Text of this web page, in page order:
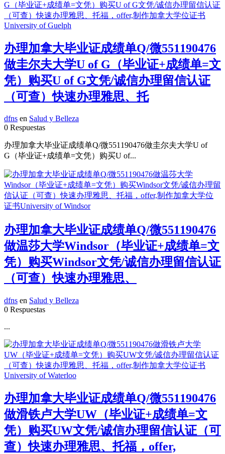
办理加拿大毕业证成绩单Q/微551190476
做圭尔夫大学U of G（毕业证+成绩单=文
凭）购买U of G文凭/诚信办理留信认证
（可查）快速办理雅思、托
dfns en Salud y Belleza
0 Respuestas
办理加拿大毕业证成绩单Q/微551190476做圭尔夫大学U of
G（毕业证+成绩单=文凭）购买U of...
办理加拿大毕业证成绩单Q/微551190476
做温莎大学Windsor（毕业证+成绩单=文
凭）购买Windsor文凭/诚信办理留信认证
（可查）快速办理雅思、
dfns en Salud y Belleza
0 Respuestas
...
办理加拿大毕业证成绩单Q/微551190476
做滑铁卢大学UW（毕业证+成绩单=文
凭）购买UW文凭/诚信办理留信认证（可
查）快速办理雅思、托福，offer,